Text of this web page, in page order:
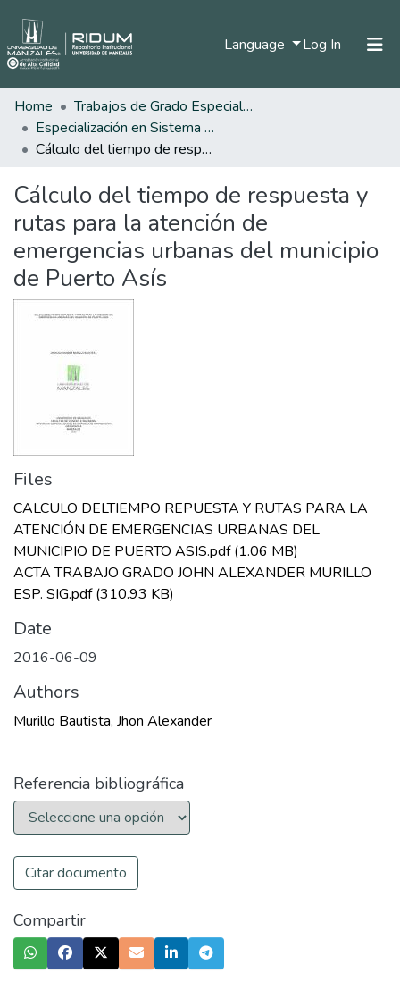
Language Log In (current)
Statistics
Home
Trabajos de Grado Especializaciones
Especialización en Sistema de Información Geográfica
Cálculo del tiempo de respuesta y rutas para la atención de emergencias urbanas del municipio de Puerto Asís
Cálculo del tiempo de respuesta y
rutas para la atención de
emergencias urbanas del municipio
de Puerto Asís
Files
CALCULO DELTIEMPO REPUESTA Y RUTAS PARA LA
ATENCIÓN DE EMERGENCIAS URBANAS DEL
MUNICIPIO DE PUERTO ASIS.pdf(1.06 MB)
ACTA TRABAJO GRADO JOHN ALEXANDER MURILLO
ESP. SIG.pdf(310.93 KB)
Date
2016-06-09
Authors
Murillo Bautista, Jhon Alexander
Referencia bibliográfica
Citar documento
Compartir